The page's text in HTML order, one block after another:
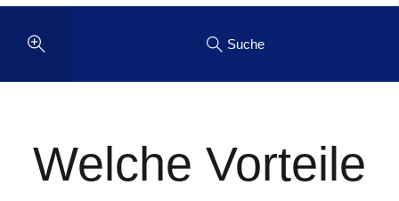
Suche
Welche Vorteile